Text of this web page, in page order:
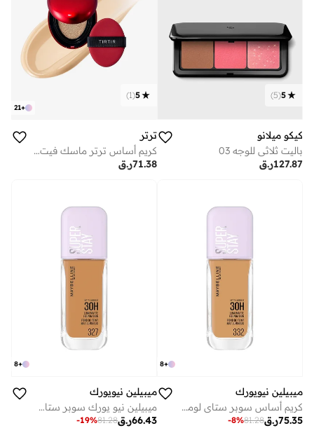
5
(
5
)
كيكو ميلانو
باليت ثلاثي للوجه 03
ر.ق127.87
+
21
5
(
1
)
ترتر
كريم أساس ترتر ماسك فيت ريد كوشن - ناتشورال آيفوري 21 دبليو - 4.5 جرام
ر.ق71.38
+
8
ميبيلين نيويورك
كريم أساس سوبر ستاي لومي-مات بثبات 30 ساعة - 332
ر.ق75.35
81.28
-8%
+
8
ميبيلين نيويورك
ميبيلين نيو يورك سوبر ستاي لومي مات كريم اساس ,تركيبه طويله الامد تدوم حتى 36 ساعه 327
ر.ق66.43
81.28
-19%